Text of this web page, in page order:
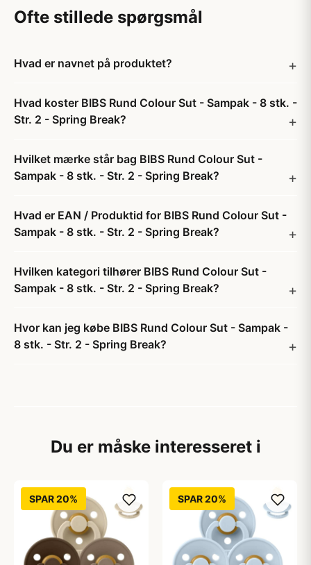
Ofte stillede spørgsmål
Hvad er navnet på produktet?
Hvad koster BIBS Rund Colour Sut - Sampak - 8 stk. -
Str. 2 - Spring Break?
Hvilket mærke står bag BIBS Rund Colour Sut -
Sampak - 8 stk. - Str. 2 - Spring Break?
Hvad er EAN / Produktid for BIBS Rund Colour Sut -
Sampak - 8 stk. - Str. 2 - Spring Break?
Hvilken kategori tilhører BIBS Rund Colour Sut -
Sampak - 8 stk. - Str. 2 - Spring Break?
Hvor kan jeg købe BIBS Rund Colour Sut - Sampak -
8 stk. - Str. 2 - Spring Break?
Du er måske interesseret i
SPAR 20% SPAR 20%